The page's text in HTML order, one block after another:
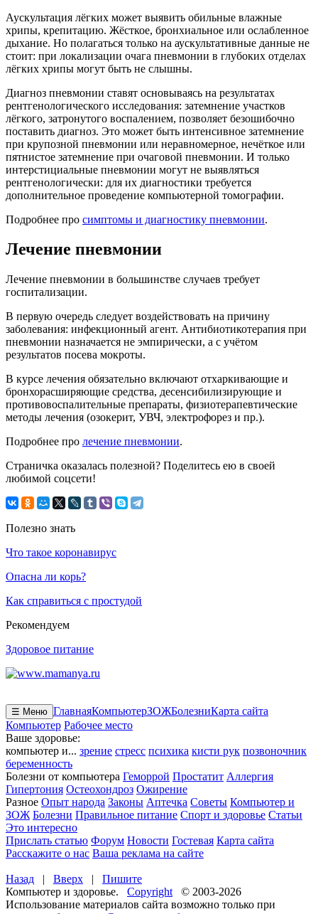
Аускультация лёгких может выявить обильные влажные
хрипы, крепитацию. Жёсткое, бронхиальное или ослабленное
дыхание. Но полагаться только на аускультативные данные не
стоит: при локализации очага пневмонии в глубоких отделах
лёгких хрипы могут быть не слышны.
Диагноз пневмонии ставят основываясь на результатах
рентгенологического исследования: затемнение участков
лёгкого, затронутого воспалением, позволяет безошибочно
поставить диагноз. Это может быть интенсивное затемнение
при крупозной пневмонии или неравномерное, нечёткое или
пятнистое затемнение при очаговой пневмонии. И только
интерстициальные пневмонии могут не выявляться
рентгенологически: для их диагностики требуется
дополнительное проведение компьютерной томографии.
Подробнее про симптомы и диагностику пневмонии.
Лечение пневмонии
Лечение пневмонии в большинстве случаев требует
госпитализации.
В первую очередь следует воздействовать на причину
заболевания: инфекционный агент. Антибиотикотерапия при
пневмонии назначается не эмпирически, а с учётом
результатов посева мокроты.
В курсе лечения обязательно включают отхаркивающие и
бронхорасширяющие средства, десенсибилизирующие и
противовоспалительные препараты, физиотерапевтические
методы лечения (озокерит, УВЧ, электрофорез и пр.).
Подробнее про лечение пневмонии.
Страничка оказалась полезной? Поделитесь ею в своей
любимой соцсети!
Полезно знать
Что такое коронавирус
Опасна ли корь?
Как справиться с простудой
Рекомендуем
Здоровое питание
☰ Меню ГлавнаяКомпьютерЗОЖБолезниКарта сайта
Компьютер Рабочее место
Ваше здоровье:
компьютер и... зрение стресс психика кисти рук позвоночник
беременность
Болезни от компьютера Геморрой Простатит Аллергия
Гипертония Остеохондроз Ожирение
Разное Опыт народа Законы Аптечка Советы Компьютер и
ЗОЖ Болезни Правильное питание Спорт и здоровье Статьи
Это интересно
Прислать статью Форум Новости Гостевая Карта сайта
Расскажите о нас Ваша реклама на сайте
Назад | Вверх | Пишите
Компьютер и здоровье. Copyright © 2003-2026
Использование материалов сайта возможно только при